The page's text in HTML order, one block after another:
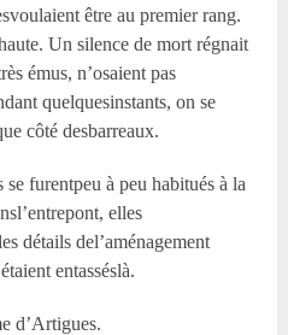
être au premier rang.
Un silence de mort régnait
émus, n’osaient pas
quelquesinstants, on se
côté desbarreaux.
furentpeu à peu habitués à la
elles
détails del’aménagement
entasséslà.
d’Artigues.